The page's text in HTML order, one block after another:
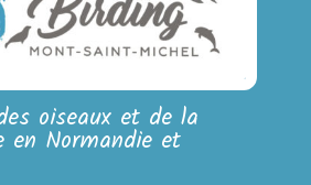
oiseaux et de la
en Normandie et